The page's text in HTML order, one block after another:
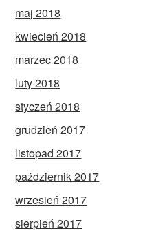
maj 2018
kwiecień 2018
marzec 2018
luty 2018
styczeń 2018
grudzień 2017
listopad 2017
październik 2017
wrzesień 2017
sierpień 2017